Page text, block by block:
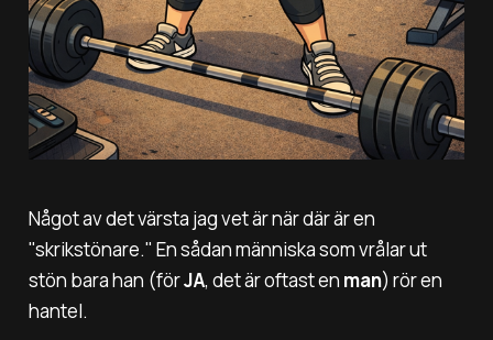
Något av det värsta jag vet är när där är en
"skrikstönare." En sådan människa som vrålar ut
stön bara han (förJA, det är oftast en man) rör en
hantel.